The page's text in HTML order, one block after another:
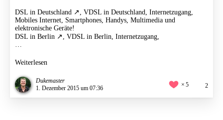
DSL in Deutschland
, VDSL in Deutschland, Internetzugang,
Mobiles Internet, Smartphones, Handys, Multimedia und
elektronische Geräte!
DSL in Berlin
, VDSL in Berlin, Internetzugang,
…
Weiterlesen
Dukemaster
1. Dezember 2015 um 07:36
5 2